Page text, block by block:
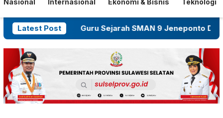
Nasional Internasional Ekonomi & Bisnis Teknologi
Latest Post
OTK Guru Sejarah SMAN 9 Jeneponto